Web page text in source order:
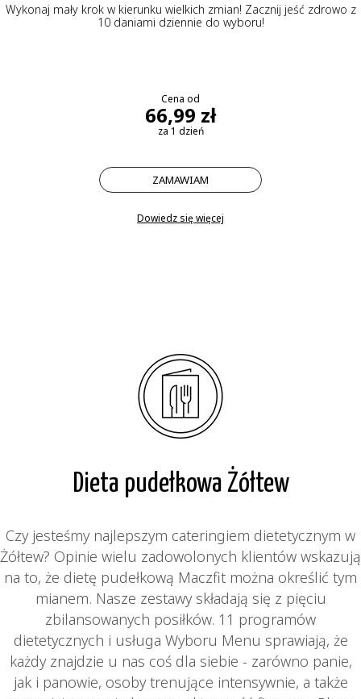
Wykonaj mały krok w kierunku wielkich zmian! Zacznij jeść zdrowo z
10 daniami dziennie do wyboru!
Cena od
66,99 zł
za 1 dzień
ZAMAWIAM
Dowiedz się więcej
Dieta pudełkowa Żółtew
Czy jesteśmy najlepszym cateringiem dietetycznym w
Żółtew? Opinie wielu zadowolonych klientów wskazują
na to, że dietę pudełkową Maczfit można określić tym
mianem. Nasze zestawy składają się z pięciu
zbilansowanych posiłków. 11 programów
dietetycznych i usługa Wyboru Menu sprawiają, że
każdy znajdzie u nas coś dla siebie - zarówno panie,
jak i panowie, osoby trenujące intensywnie, a także